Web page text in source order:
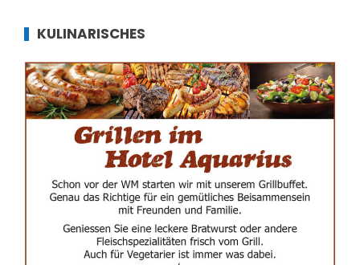
KULINARISCHES